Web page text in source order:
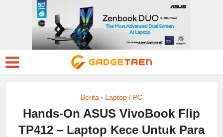
Berita • Laptop / PC
Hands-On ASUS VivoBook Flip
TP412 – Laptop Kece Untuk Para